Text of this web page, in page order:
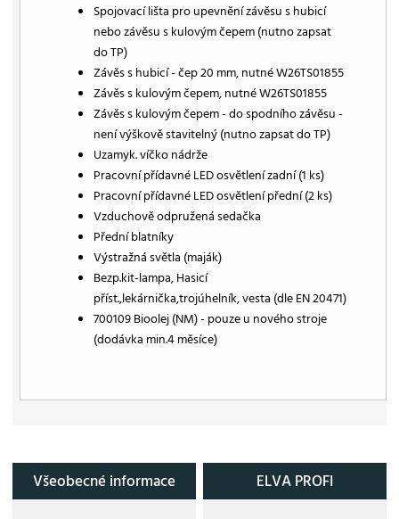
Spojovací lišta pro upevnění závěsu s hubicí
nebo závěsu s kulovým čepem (nutno zapsat
do TP)
Závěs s hubicí - čep 20 mm, nutné W26TS01855
Závěs s kulovým čepem, nutné W26TS01855
Závěs s kulovým čepem - do spodního závěsu -
není výškově stavitelný (nutno zapsat do TP)
Uzamyk. víčko nádrže
Pracovní přídavné LED osvětlení zadní (1 ks)
Pracovní přídavné LED osvětlení přední (2 ks)
Vzduchově odpružená sedačka
Přední blatníky
Výstražná světla (maják)
Bezp.kit-lampa, Hasicí
příst.,lekárnička,trojúhelník, vesta (dle EN 20471)
700109 Bioolej (NM) - pouze u nového stroje
(dodávka min.4 měsíce)
Všeobecné informace ELVA PROFI